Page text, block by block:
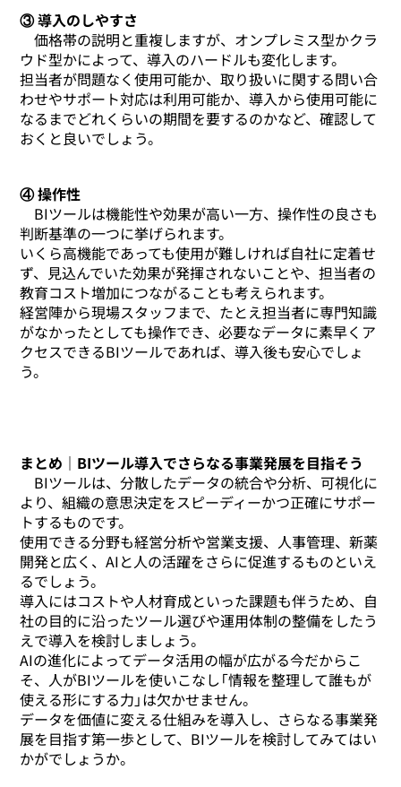
③ 導入のしやすさ
価格帯の説明と重複しますが、オンプレミス型かクラ
ウド型かによって、導入のハードルも変化します。
担当者が問題なく使用可能か、取り扱いに関する問い合
わせやサポート対応は利用可能か、導入から使用可能に
なるまでどれくらいの期間を要するのかなど、確認して
おくと良いでしょう。
④ 操作性
BIツールは機能性や効果が高い一方、操作性の良さも
判断基準の一つに挙げられます。
いくら高機能であっても使用が難しければ自社に定着せ
ず、見込んでいた効果が発揮されないことや、担当者の
教育コスト増加につながることも考えられます。
経営陣から現場スタッフまで、たとえ担当者に専門知識
がなかったとしても操作でき、必要なデータに素早くア
クセスできるBIツールであれば、導入後も安心でしょ
う。
まとめ｜BIツール導入でさらなる事業発展を目指そう
BIツールは、分散したデータの統合や分析、可視化に
より、組織の意思決定をスピーディーかつ正確にサポー
トするものです。
使用できる分野も経営分析や営業支援、人事管理、新薬
開発と広く、AIと人の活躍をさらに促進するものといえ
るでしょう。
導入にはコストや人材育成といった課題も伴うため、自
社の目的に沿ったツール選びや運用体制の整備をしたう
えで導入を検討しましょう。
AIの進化によってデータ活用の幅が広がる今だからこ
そ、人がBIツールを使いこなし「情報を整理して誰もが
使える形にする力」は欠かせません。
データを価値に変える仕組みを導入し、さらなる事業発
展を目指す第一歩として、BIツールを検討してみてはい
かがでしょうか。